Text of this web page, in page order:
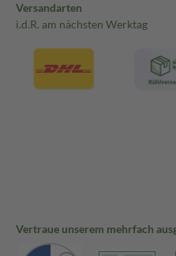
Versandarten
i.d.R. am nächsten Werktag
Vertraue unserem mehrfach